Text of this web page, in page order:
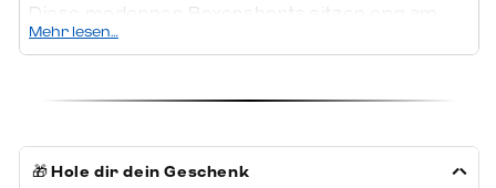
Diese modernen Boxershorts sitzen eng am
Körper, ohne einzuengen, und bleiben durch
bei Bewegung. Ideal für Männer, die Wert auf
Deine Vorteile auf einen Blick
Mehr lesen…
🎁Hole dir dein Geschenk